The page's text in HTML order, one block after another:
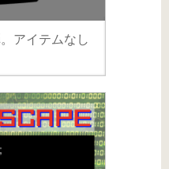
アイテムなし